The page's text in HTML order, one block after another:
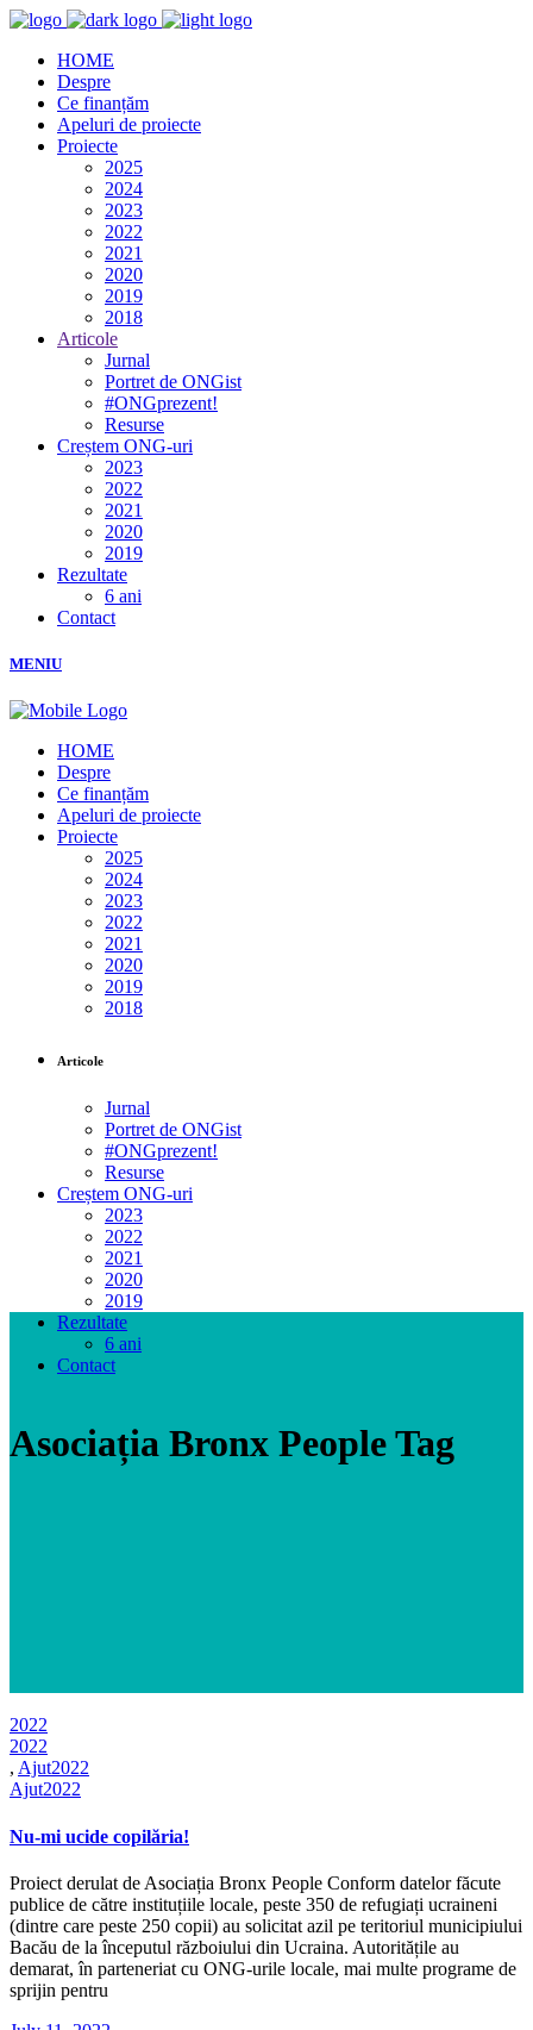
HOME
Despre
Ce finanțăm
Apeluri de proiecte
Proiecte
2025
2024
2023
2022
2021
2020
2019
2018
Articole
Jurnal
Portret de ONGist
#ONGprezent!
Resurse
Creștem ONG-uri
2023
2022
2021
2020
2019
Rezultate
6 ani
Contact
MENIU
HOME
Despre
Ce finanțăm
Apeluri de proiecte
Proiecte
2025
2024
2023
2022
2021
2020
2019
2018
Articole
Jurnal
Portret de ONGist
#ONGprezent!
Resurse
Creștem ONG-uri
2023
2022
2021
2020
2019
Rezultate
6 ani
Contact
Asociația Bronx People Tag
2022
2022
, Ajut2022
Ajut2022
Nu-mi ucide copilăria!
Proiect derulat de Asociația Bronx People Conform datelor făcute
publice de către instituțiile locale, peste 350 de refugiați ucraineni
(dintre care peste 250 copii) au solicitat azil pe teritoriul municipiului
Bacău de la începutul războiului din Ucraina. Autoritățile au
demarat, în parteneriat cu ONG-urile locale, mai multe programe de
sprijin pentru